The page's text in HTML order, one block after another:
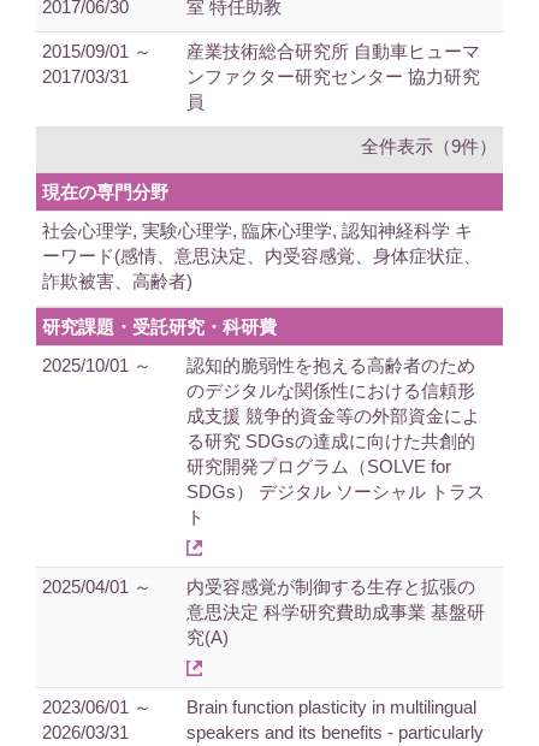
2017/06/30 室 特任助教
2015/09/01 ～
2017/03/31
産業技術総合研究所 自動車ヒューマ
ンファクター研究センター 協力研究
員
全件表示（9件）
現在の専門分野
社会心理学, 実験心理学, 臨床心理学, 認知神経科学 キ
ーワード(感情、意思決定、内受容感覚、身体症状症、
詐欺被害、高齢者)
研究課題・受託研究・科研費
2025/10/01 ～
認知的脆弱性を抱える高齢者のため
のデジタルな関係性における信頼形
成支援 競争的資金等の外部資金によ
る研究 SDGsの達成に向けた共創的
研究開発プログラム（SOLVE for
SDGs） デジタル ソーシャル トラス
ト
2025/04/01 ～
内受容感覚が制御する生存と拡張の
意思決定 科学研究費助成事業 基盤研
究(A)
2023/06/01 ～
2026/03/31
Brain function plasticity in multilingual
speakers and its benefits - particularly